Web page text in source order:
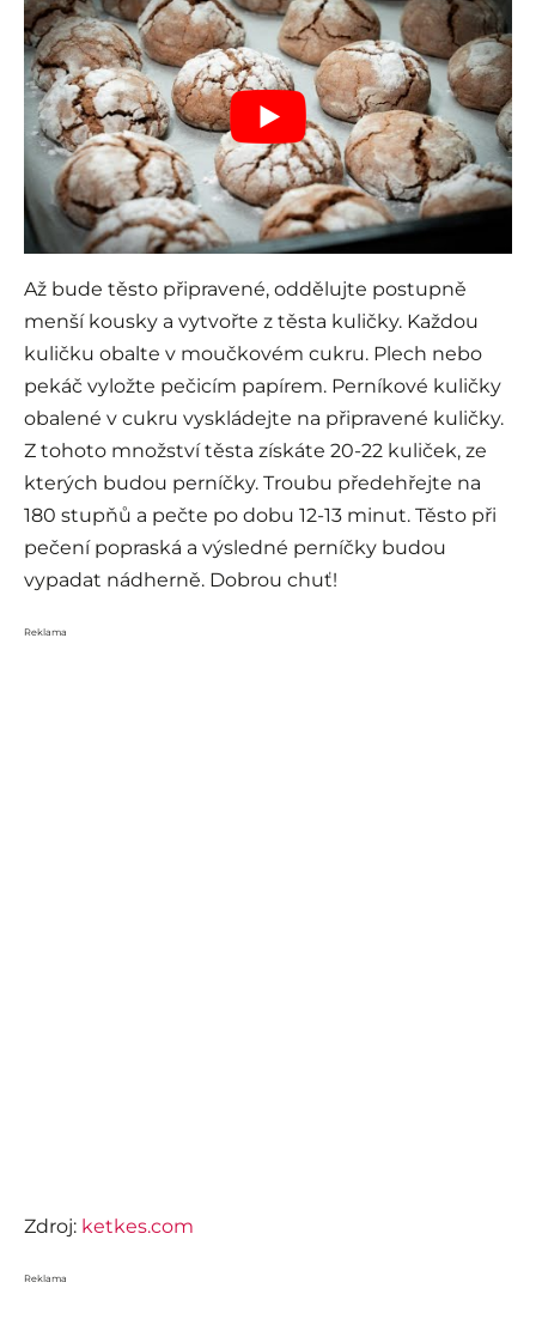
Až bude těsto připravené, oddělujte postupně
menší kousky a vytvořte z těsta kuličky. Každou
kuličku obalte v moučkovém cukru. Plech nebo
pekáč vyložte pečicím papírem. Perníkové kuličky
obalené v cukru vyskládejte na připravené kuličky.
Z tohoto množství těsta získáte 20-22 kuliček, ze
kterých budou perníčky. Troubu předehřejte na
180 stupňů a pečte po dobu 12-13 minut. Těsto při
pečení popraská a výsledné perníčky budou
vypadat nádherně. Dobrou chuť!
Reklama
Zdroj: ketkes.com
Reklama